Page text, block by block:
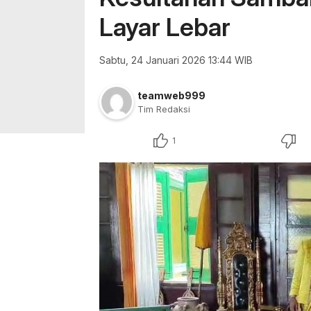
Layar Lebar
Sabtu, 24 Januari 2026 13:44 WIB
teamweb999
Tim Redaksi
1